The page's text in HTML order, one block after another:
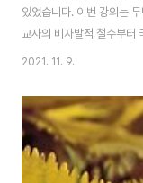
있었습니다. 이번 강의는
교사의 비자발적 철수부터
게 되셨는지의 과정과 사역
2021. 11. 9.